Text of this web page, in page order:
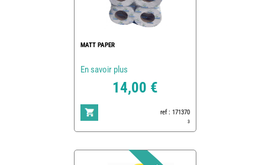
MATT PAPER
En savoir plus
14,00 €
ref : 171370
3